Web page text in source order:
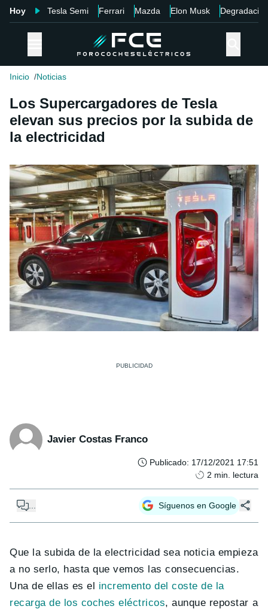
Hoy Tesla Semi Ferrari Mazda Elon Musk Degradación
Inicio Noticias
Los Supercargadores de Tesla
elevan sus precios por la subida de
la electricidad
Javier Costas Franco
Publicado: 17/12/2021 17:51
2 min. lectura
Síguenos en Google
Que la subida de la electricidad sea noticia empieza
a no serlo, hasta que vemos las consecuencias.
Una de ellas es el incremento del coste de la
recarga de los coches eléctricos, aunque repostar a